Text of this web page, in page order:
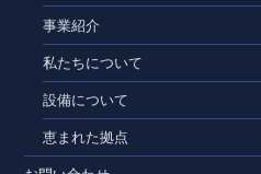
事業紹介
私たちについて
設備について
恵まれた拠点